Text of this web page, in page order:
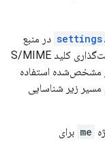
در منبع
برای علامت‌گذاری کلید S/MIME
مشخص‌شده استفاده
مسیر زیر شناسایی
me برای